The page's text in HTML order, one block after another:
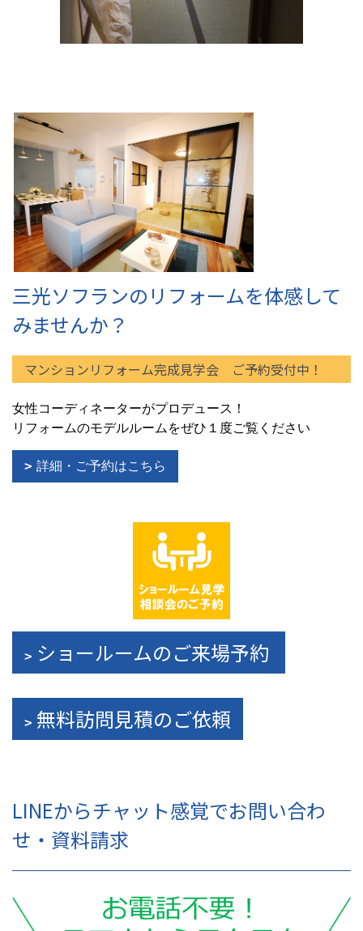
三光ソフランのリフォームを体感して
みませんか？
マンションリフォーム完成見学会 ご予約受付中！
女性コーディネーターがプロデュース！
リフォームのモデルルームをぜひ１度ご覧ください
詳細・ご予約はこちら
ショールームのご来場予約
無料訪問見積のご依頼
LINEからチャット感覚でお問い合わ
せ・資料請求